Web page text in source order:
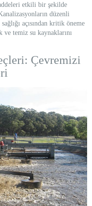
etkili bir şekilde
düzenli
açısından kritik öneme
temiz su kaynaklarını
Çevremizi